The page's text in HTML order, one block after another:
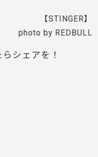
【STINGER】
photo by REDBULL
シェアを！